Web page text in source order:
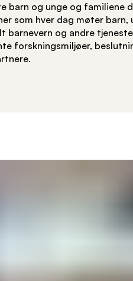
barn og unge og familiene
som hver dag møter barn,
barnevern og andre
forskningsmiljøer,